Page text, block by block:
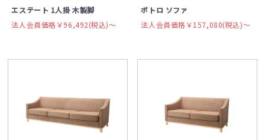
エステート 1人掛 木製脚
法人会員価格￥96,492(税込)〜
ポトロ ソファ
法人会員価格￥157,080(税込)〜